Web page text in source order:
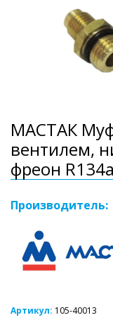
МАСТАК
вентилем,
фреон R134a
Производитель:
Артикул: 105-40013